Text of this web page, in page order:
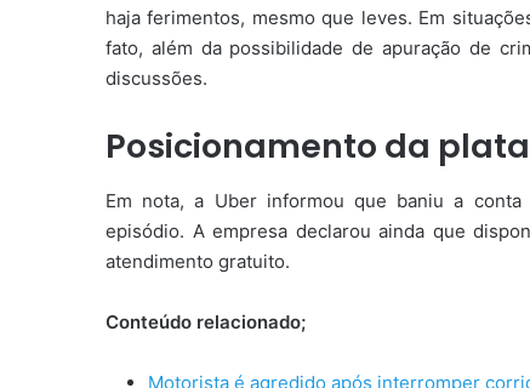
haja ferimentos, mesmo que leves. Em
fato, além da possibilidade de apuração de
discussões.
Posicionamento da
Em nota, a Uber informou que baniu a
episódio. A empresa declarou ainda que
atendimento gratuito.
Conteúdo relacionado;
Motorista é agredido após interromper